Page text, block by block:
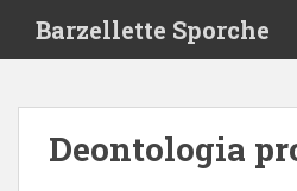
i
Barzellette Sporche
Deontologia